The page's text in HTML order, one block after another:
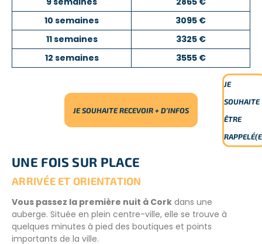
10 semaines
3095 €
11 semaines
3325 €
12 semaines
3555 €
JE SOUHAITE RECEVOIR + D’INFOS
JE
SOUHAITE
ÊTRE
UNE FOIS SUR PLACE
ARRIVÉE ET ORIENTATION
Vous passez la première nuit à Cork dans une
auberge. Située en plein centre-ville, elle se trouve à
quelques minutes à pied des boutiques et points
importants de la ville.